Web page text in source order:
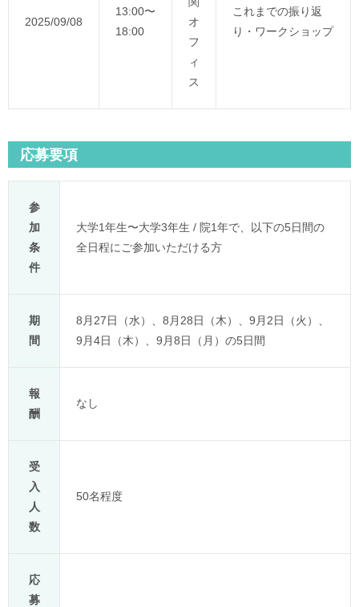
2025/09/08
13:00〜
18:00
オ
フ
ィ
ス
これまでの振り返
り・ワークショップ
応募要項
参
加
条
件
大学1年生〜大学3年生 / 院1年で、以下の5日間の
全日程にご参加いただける方
期
間
8月27日（水）、8月28日（木）、9月2日（火）、
9月4日（木）、9月8日（月）の5日間
報
酬
なし
受
入
人
数
50名程度
応
募